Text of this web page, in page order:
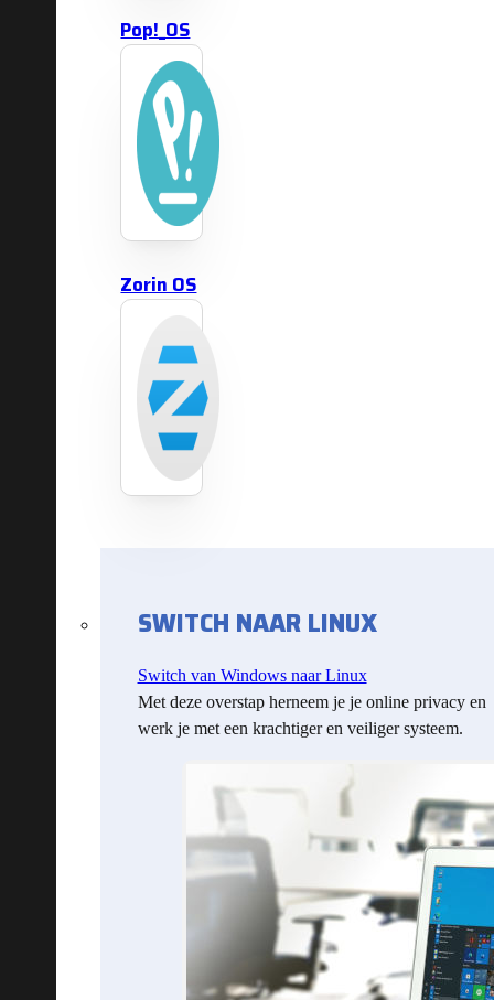
Pop!_OS
Zorin OS
SWITCH NAAR LINUX
Switch van Windows naar Linux
Met deze overstap herneem je je online privacy en
werk je met een krachtiger en veiliger systeem.